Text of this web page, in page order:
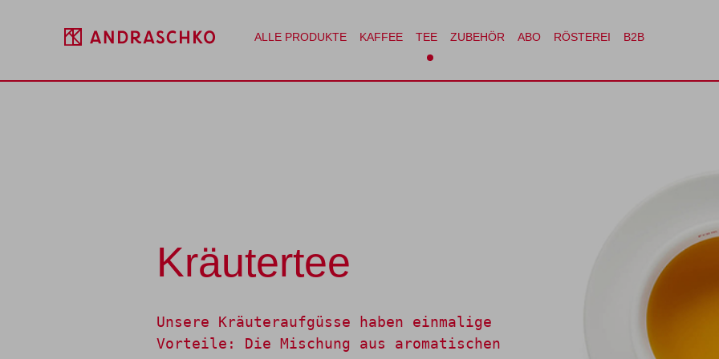
ALLE PRODUKTE KAFFEE TEE ZUBEHÖR ABO RÖSTEREI B2B
Kräutertee
Unsere Kräuteraufgüsse haben einmalige
Vorteile: Die Mischung aus aromatischen